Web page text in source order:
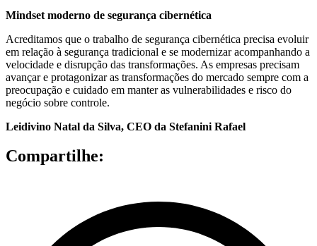
Mindset moderno de segurança cibernética
Acreditamos que o trabalho de segurança cibernética precisa evoluir
em relação à segurança tradicional e se modernizar acompanhando a
velocidade e disrupção das transformações. As empresas precisam
avançar e protagonizar as transformações do mercado sempre com a
preocupação e cuidado em manter as vulnerabilidades e risco do
negócio sobre controle.
Leidivino Natal da Silva, CEO da Stefanini Rafael
Compartilhe: